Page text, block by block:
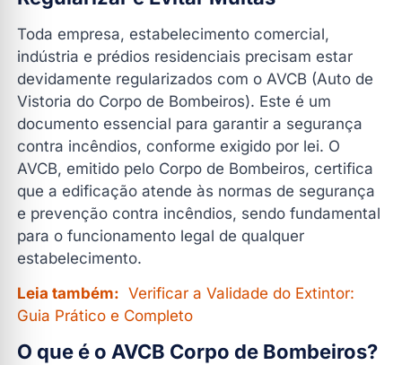
2. Preciso de um AVCB para minha residência?
3. Como posso obter o AVCB?
4. Posso renovar o AVCB por conta própria?
5. Qual a validade do AVCB?
Contate a Dig Fire Extintores
Toda empresa, estabelecimento comercial,
indústria e prédios residenciais precisam estar
devidamente regularizados com o AVCB (Auto de
Vistoria do Corpo de Bombeiros). Este é um
documento essencial para garantir a segurança
contra incêndios, conforme exigido por lei. O
AVCB, emitido pelo Corpo de Bombeiros, certifica
que a edificação atende às normas de segurança
e prevenção contra incêndios, sendo fundamental
para o funcionamento legal de qualquer
estabelecimento.
Leia também: Verificar a Validade do Extintor:
Guia Prático e Completo
O que é o AVCB Corpo de Bombeiros?